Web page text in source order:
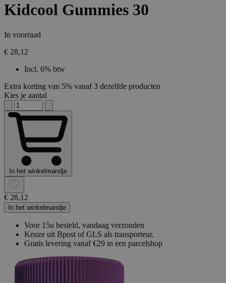
Kidcool Gummies 30
In voorraad
€ 28,12
Incl. 6% btw
Extra korting van 5% vanaf 3 dezelfde producten
Kies je aantal
In het winkelmandje
€ 28,12
In het winkelmandje
Voor 15u besteld, vandaag verzonden
Keuze uit Bpost of GLS als transporteur.
Gratis levering vanaf €29 in een parcelshop